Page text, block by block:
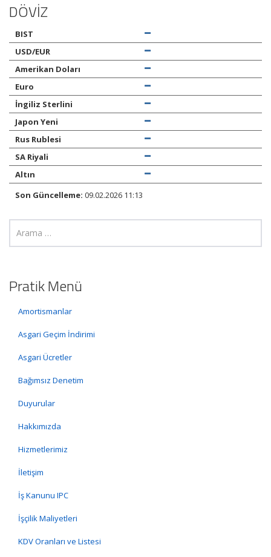
DÖVİZ
BIST
USD/EUR
Amerikan Doları
Euro
İngiliz Sterlini
Japon Yeni
Rus Rublesi
SA Riyali
Altın
Son Güncelleme: 09.02.2026 11:13
Pratik Menü
Amortismanlar
Asgari Geçim İndirimi
Asgari Ücretler
Bağımsız Denetim
Duyurular
Hakkımızda
Hizmetlerimiz
İletişim
İş Kanunu IPC
İşçilik Maliyetleri
KDV Oranları ve Listesi